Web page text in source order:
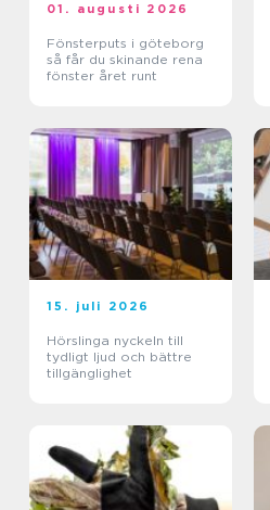
01. augusti 2026
Fönsterputs i göteborg
så får du skinande rena
fönster året runt
15. juli 2026
Hörslinga nyckeln till
tydligt ljud och bättre
tillgänglighet